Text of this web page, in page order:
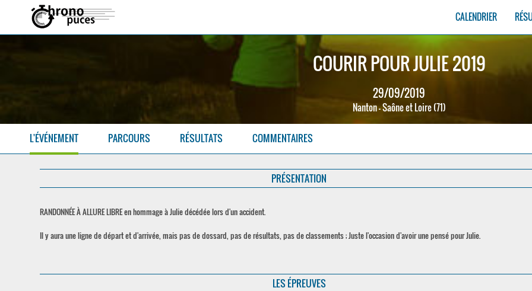
CALENDRIER
COURIR POUR JULIE 2019
29/09/2019
Nanton - Saône et Loire (71)
L'ÉVÉNEMENT PARCOURS RÉSULTATS COMMENTAIRES
PRÉSENTATION
RANDONNÉE À ALLURE LIBRE en hommage à Julie décédée lors d'un accident.
Il y aura une ligne de départ et d'arrivée, mais pas de dossard, pas de résultats, pas de classements ; Juste l'occasion d'avoir une pensé pour Julie.
LES ÉPREUVES